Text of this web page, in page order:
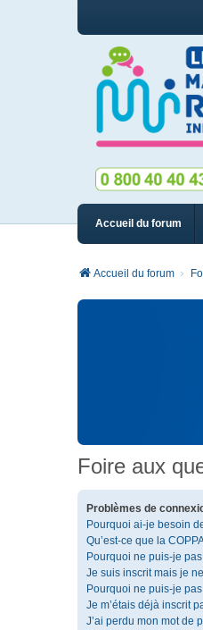
Accueil du forum
Accueil du forum
Foire aux
Problèmes de
Pourquoi ai-je besoin
Qu’est-ce que la
Pourquoi ne puis-je
Je suis inscrit mais je
Pourquoi ne puis-je
Je m’étais déjà inscrit
J’ai perdu mon mot de